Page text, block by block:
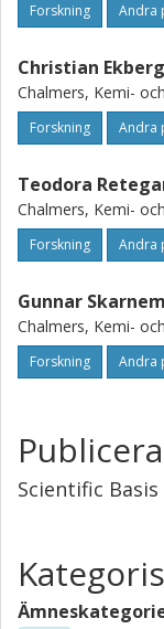
Forskning Andra
Christian Ekberg
Chalmers, Kemi-
Forskning Andra
Teodora
Chalmers, Kemi-
Forskning Andra
Gunnar
Chalmers, Kemi-
Forskning Andra
Scientific